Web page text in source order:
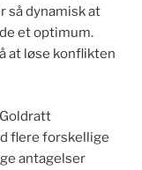
så dynamisk at
et optimum.
at løse konflikten
flere forskellige
antagelser